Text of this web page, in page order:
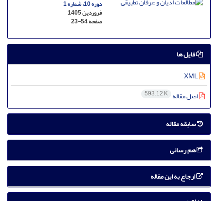
دوره 10، شماره 1
فروردین 1405
صفحه23-54
فایل ها
اصل مقاله 593.12 K
سابقه مقاله
هم رسانی
ارجاع به این مقاله